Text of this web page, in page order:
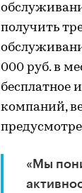
получить
000 руб. в
бесплатное
компаний,
«Мы